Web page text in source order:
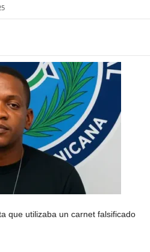
que utilizaba un carnet falsificado